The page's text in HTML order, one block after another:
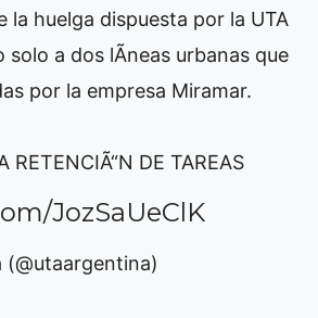
la huelga dispuesta por la UTA
solo a dos lÃ­neas urbanas que
por la empresa Miramar.
RETENCIÃ“N DE TAREAS
JozSaUeClK
(@utaargentina)